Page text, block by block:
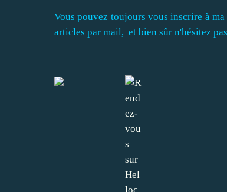
Vous pouvez toujours vous inscrire à
articles par mail, et bien sûr n'hésitez